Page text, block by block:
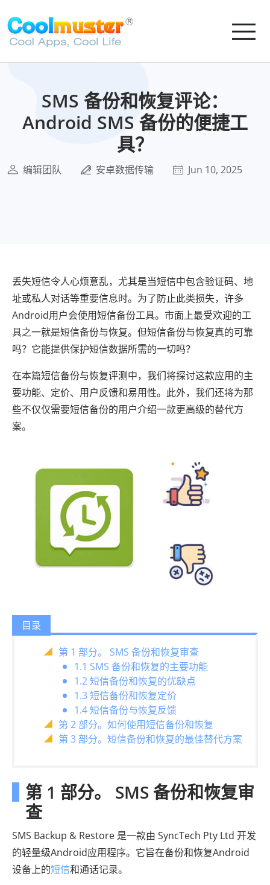
SMS 备份和恢复评论：
Android SMS 备份的便捷工
具？
编辑团队 安卓数据传输 Jun 10, 2025
丢失短信令人心烦意乱，尤其是当短信中包含验证码、地
址或私人对话等重要信息时。为了防止此类损失，许多
Android用户会使用短信备份工具。市面上最受欢迎的工
具之一就是短信备份与恢复。但短信备份与恢复真的可靠
吗？它能提供保护短信数据所需的一切吗？
在本篇短信备份与恢复评测中，我们将探讨这款应用的主
要功能、定价、用户反馈和易用性。此外，我们还将为那
些不仅仅需要短信备份的用户介绍一款更高级的替代方
案。
目录
第 1 部分。 SMS 备份和恢复审查
1.1 SMS 备份和恢复的主要功能
1.2 短信备份和恢复的优缺点
1.3 短信备份和恢复定价
1.4 短信备份与恢复反馈
第 2 部分。如何使用短信备份和恢复
第 3 部分。短信备份和恢复的最佳替代方案
第 1 部分。 SMS 备份和恢复审
查
SMS Backup & Restore 是一款由 SyncTech Pty Ltd 开发
的轻量级Android应用程序。它旨在备份和恢复Android
设备上的短信和通话记录。